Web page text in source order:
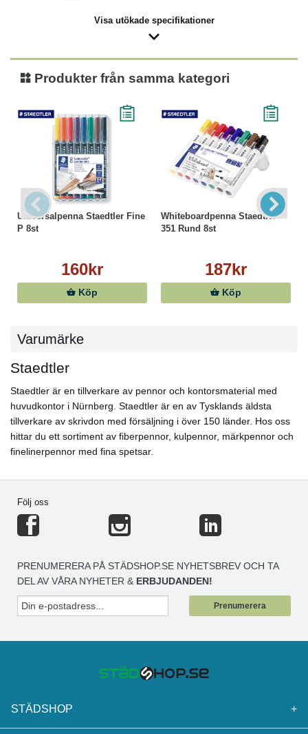
Visa utökade specifikationer
Produkter från samma kategori
Universalpenna Staedtler Fine
P 8st
160kr
Köp
Whiteboardpenna Staedtler
351 Rund 8st
187kr
Köp
Varumärke
Staedtler
Staedtler är en tillverkare av pennor och kontorsmaterial med
huvudkontor i Nürnberg. Staedtler är en av Tysklands äldsta
tillverkare av skrivdon med försäljning i över 150 länder. Hos oss
hittar du ett sortiment av fiberpennor, kulpennor, märkpennor och
finelinerpennor med fina spetsar.
Följ oss
PRENUMERERA PÅ STÄDSHOP.SE NYHETSBREV OCH TA
DEL AV VÅRA NYHETER & ERBJUDANDEN!
Prenumerera
STÄDSHOP +